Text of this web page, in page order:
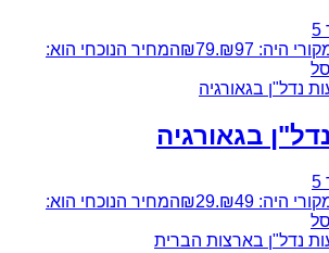
היה: ₪97. ₪79
המחיר הנוכחי הוא:
בגאורגיה
היה: ₪49. ₪29
המחיר הנוכחי הוא: